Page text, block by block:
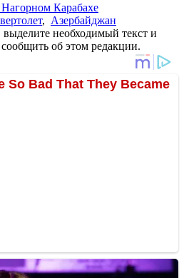
Карабахе
вертолет, Азербайджан
необходимый текст и
об этом редакции.